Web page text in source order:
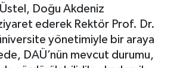
Üstel, Doğu Akdeniz
ederek Rektör Prof. Dr.
üniversite yönetimiyle bir araya
DAÜ’nün mevcut durumu,